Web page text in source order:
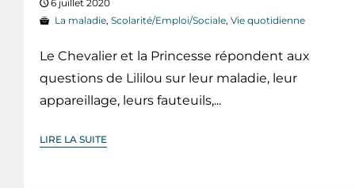
6 juillet 2020
La maladie, Scolarité/Emploi/Sociale, Vie quotidienne
Le Chevalier et la Princesse répondent aux
questions de Lililou sur leur maladie, leur
appareillage, leurs fauteuils,...
LIRE LA SUITE